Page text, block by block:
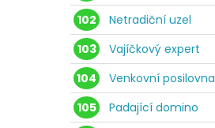
102
Netradiční uzel
103
Vajíčkový expert
104
Venkovní posilovna
105
Padající domino